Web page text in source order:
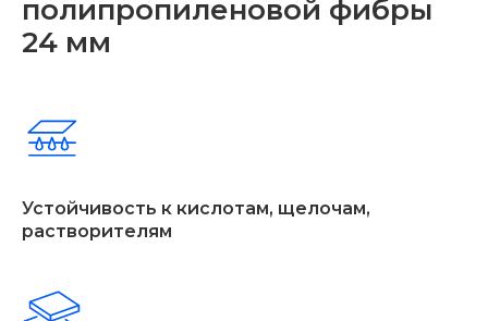
полипропиленовой фибры
24 мм
⁠Устойчивость к кислотам, щелочам,
растворителям